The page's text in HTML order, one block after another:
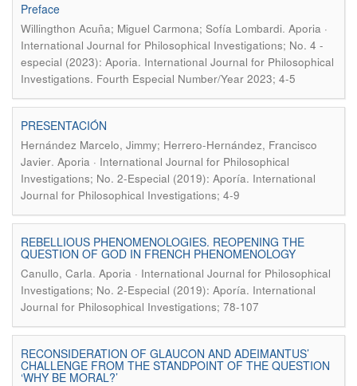
Preface
Willingthon Acuña; Miguel Carmona; Sofía Lombardi. Aporia ·
International Journal for Philosophical Investigations; No. 4 -
especial (2023): Aporia. International Journal for Philosophical
Investigations. Fourth Especial Number/Year 2023; 4-5
PRESENTACIÓN
Hernández Marcelo, Jimmy; Herrero-Hernández, Francisco
Javier. Aporia · International Journal for Philosophical
Investigations; No. 2-Especial (2019): Aporía. International
Journal for Philosophical Investigations; 4-9
REBELLIOUS PHENOMENOLOGIES. REOPENING THE
QUESTION OF GOD IN FRENCH PHENOMENOLOGY
Canullo, Carla. Aporia · International Journal for Philosophical
Investigations; No. 2-Especial (2019): Aporía. International
Journal for Philosophical Investigations; 78-107
RECONSIDERATION OF GLAUCON AND ADEIMANTUS’
CHALLENGE FROM THE STANDPOINT OF THE QUESTION
‘WHY BE MORAL?’